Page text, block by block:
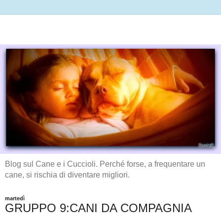
Blog sul Cane e i Cuccioli. Perché forse, a frequentare un
cane, si rischia di diventare migliori.
martedì
GRUPPO 9:CANI DA COMPAGNIA